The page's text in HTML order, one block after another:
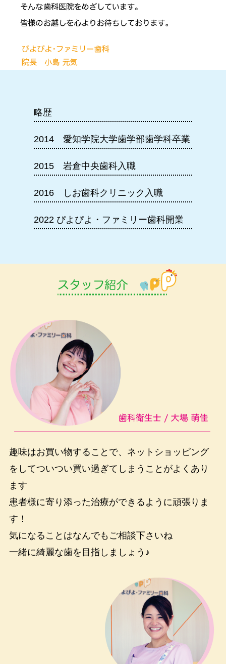
略歴
2014 愛知学院大学歯学部歯学科卒業
2015 岩倉中央歯科入職
2016 しお歯科クリニック入職
2022 ぴよぴよ・ファミリー歯科開業
趣味はお買い物することで、ネットショッピング
をしてついつい買い過ぎてしまうことがよくあり
ます
患者様に寄り添った治療ができるように頑張りま
す！
気になることはなんでもご相談下さいね
一緒に綺麗な歯を目指しましょう♪